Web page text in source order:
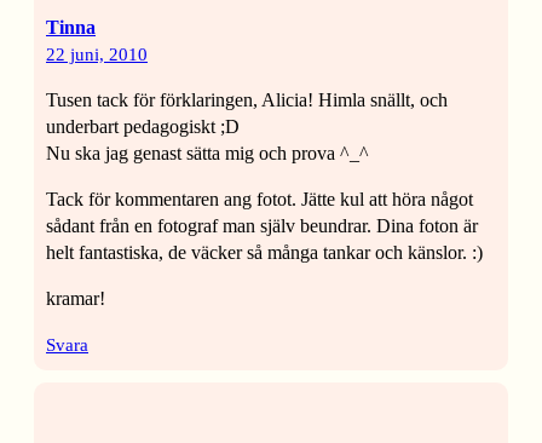
Tinna
22 juni, 2010
Tusen tack för förklaringen, Alicia! Himla snällt, och
underbart pedagogiskt ;D
Nu ska jag genast sätta mig och prova ^_^
Tack för kommentaren ang fotot. Jätte kul att höra något
sådant från en fotograf man själv beundrar. Dina foton är
helt fantastiska, de väcker så många tankar och känslor. :)
kramar!
Svara